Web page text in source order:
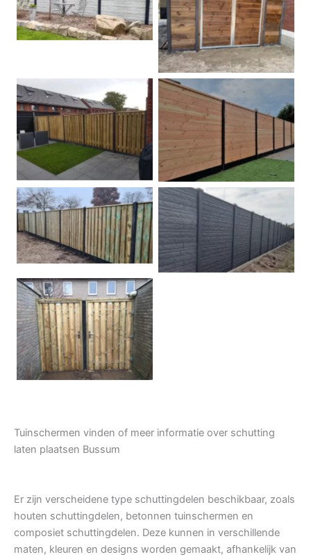
Betonschutting
Dubbele poort
Betonpalen schutting Douglas
Hout beton schuttingen Rots motief antraciet
Tuindeur grenen
Tuinschermen vinden of meer informatie over schutting
laten plaatsen Bussum
Er zijn verscheidene type schuttingdelen beschikbaar, zoals
houten schuttingdelen, betonnen tuinschermen en
composiet schuttingdelen. Deze kunnen in verschillende
maten, kleuren en designs worden gemaakt, afhankelijk van